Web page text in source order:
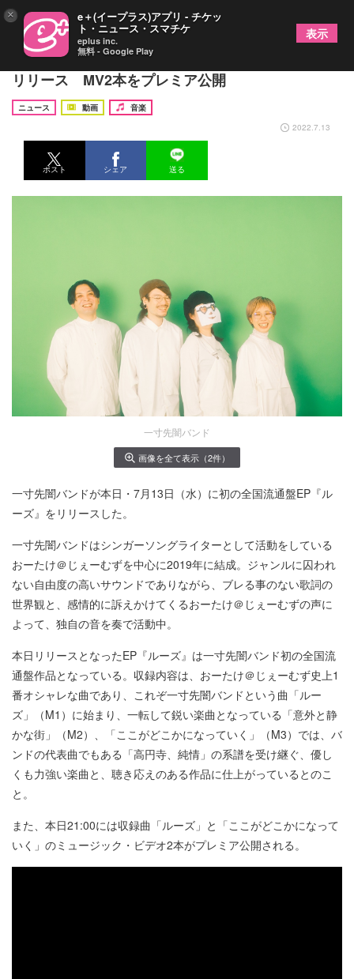
一寸先闇バンド、初の全国流通盤EP『ルーズ』を
リリース MV2本をプレミア公開
ニュース 動画
音楽
2022.7.13
ポスト シェア 送る
一寸先闇バンド
画像を全て表示（2件）
一寸先闇バンドが本日・7月13日（水）に初の全国流通盤EP『ル
ーズ』をリリースした。
一寸先闇バンドはシンガーソングライターとして活動をしている
おーたけ＠じぇーむずを中心に2019年に結成。ジャンルに囚われ
ない自由度の高いサウンドでありながら、ブレる事のない歌詞の
世界観と、感情的に訴えかけてくるおーたけ＠じぇーむずの声に
よって、独自の音を奏で活動中。
本日リリースとなったEP『ルーズ』は一寸先闇バンド初の全国流
通盤作品となっている。収録内容は、おーたけ＠じぇーむず史上1
番オシャレな曲であり、これぞ一寸先闇バンドという曲「ルー
ズ」（M1）に始まり、一転して鋭い楽曲となっている「意外と静
かな街」（M2）、「ここがどこかになっていく」（M3）では、バ
ンドの代表曲でもある「高円寺、純情」の系譜を受け継ぐ、優し
くも力強い楽曲と、聴き応えのある作品に仕上がっているとのこ
と。
また、本日21:00には収録曲「ルーズ」と「ここがどこかになって
いく」のミュージック・ビデオ2本がプレミア公開される。
× e＋(イープラス)アプリ - チケッ
ト・ニュース・スマチケ
eplus inc.
無料 - Google Play
表示